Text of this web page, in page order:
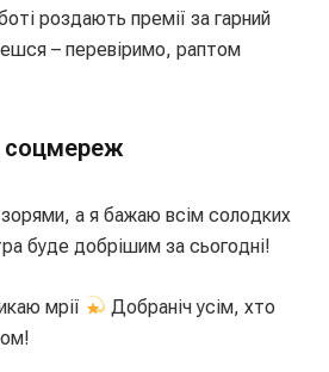
роздають премії за гарний
– перевіримо, раптом
соцмереж
зорями, а я бажаю всім солодких
буде добрішим за сьогодні!
мрії
Добраніч усім, хто